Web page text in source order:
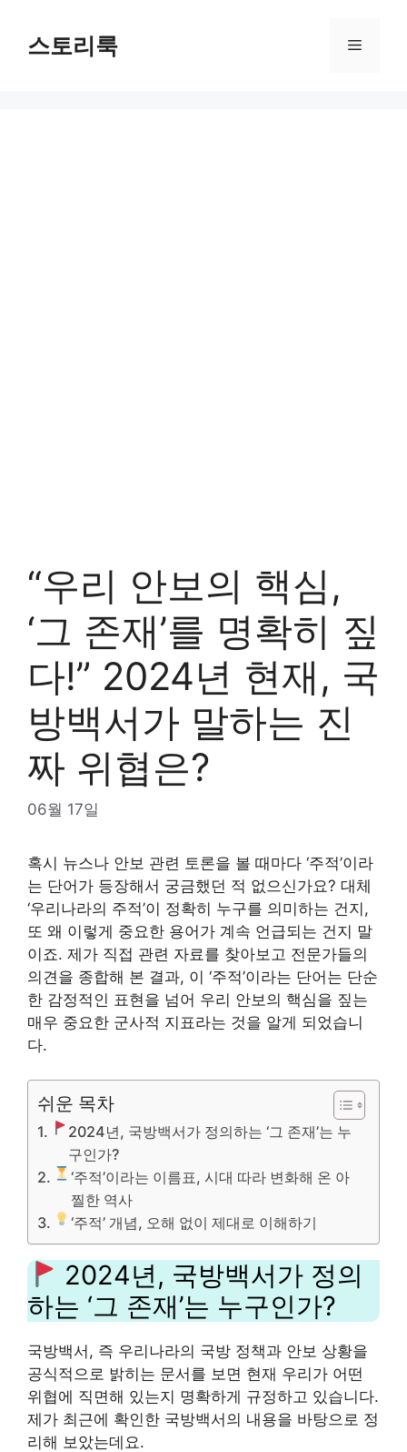
content스토리룩 Menu
“우리 안보의 핵심,
‘그 존재’를 명확히 짚
다!” 2024년 현재, 국
방백서가 말하는 진
짜 위협은?
06월 17일
혹시 뉴스나 안보 관련 토론을 볼 때마다 ‘주적’이라
는 단어가 등장해서 궁금했던 적 없으신가요? 대체
‘우리나라의 주적’이 정확히 누구를 의미하는 건지,
또 왜 이렇게 중요한 용어가 계속 언급되는 건지 말
이죠. 제가 직접 관련 자료를 찾아보고 전문가들의
의견을 종합해 본 결과, 이 ‘주적’이라는 단어는 단순
한 감정적인 표현을 넘어 우리 안보의 핵심을 짚는
매우 중요한 군사적 지표라는 것을 알게 되었습니
다.
쉬운 목차
2024년, 국방백서가 정의하는 ‘그 존재’는 누
구인가?
‘주적’이라는 이름표, 시대 따라 변화해 온 아
찔한 역사
‘주적’ 개념, 오해 없이 제대로 이해하기
2024년, 국방백서가 정의
하는 ‘그 존재’는 누구인가?
국방백서, 즉 우리나라의 국방 정책과 안보 상황을
공식적으로 밝히는 문서를 보면 현재 우리가 어떤
위협에 직면해 있는지 명확하게 규정하고 있습니다.
제가 최근에 확인한 국방백서의 내용을 바탕으로 정
리해 보았는데요.